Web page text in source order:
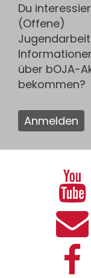
Du
(Offene)
über bOJA-
bekommen?
Anmelden